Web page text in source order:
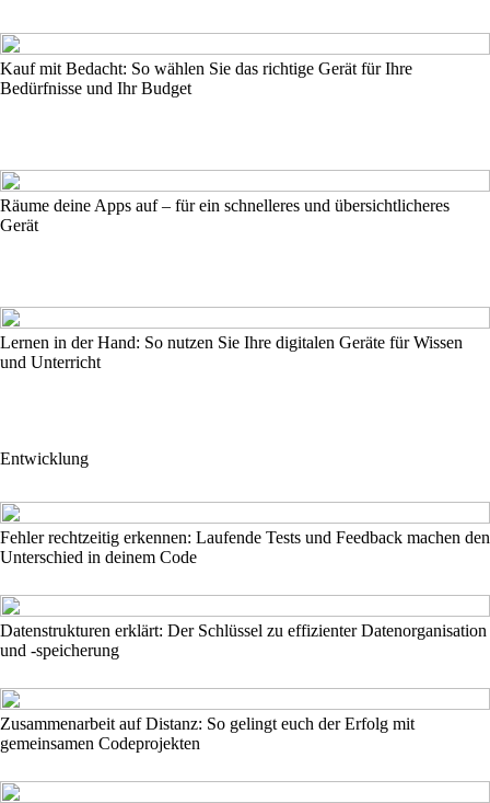
Kauf mit Bedacht: So wählen Sie das richtige Gerät für Ihre
Bedürfnisse und Ihr Budget
Räume deine Apps auf – für ein schnelleres und übersichtlicheres
Gerät
Lernen in der Hand: So nutzen Sie Ihre digitalen Geräte für Wissen
und Unterricht
Entwicklung
Fehler rechtzeitig erkennen: Laufende Tests und Feedback machen den
Unterschied in deinem Code
Datenstrukturen erklärt: Der Schlüssel zu effizienter Datenorganisation
und -speicherung
Zusammenarbeit auf Distanz: So gelingt euch der Erfolg mit
gemeinsamen Codeprojekten